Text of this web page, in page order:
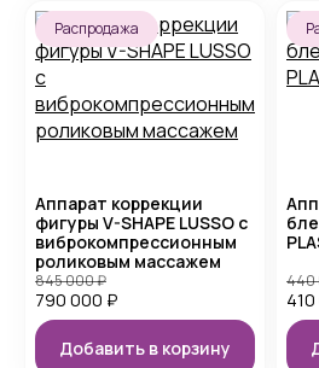
Распродажа
Аппарат коррекции
фигуры V-SHAPE LUSSO с
виброкомпрессионным
роликовым массажем
790 000 ₽
845 000₽
Добавить в корзину
440